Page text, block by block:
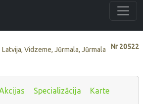
Nr20522
Latvija, Vidzeme, Jūrmala, Jūrmala
Specializācija Karte